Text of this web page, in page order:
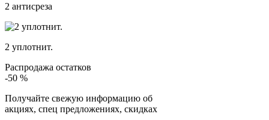
2 антисреза
2 уплотнит.
Распродажа остатков
-50 %
Получайте свежую информацию об
акциях, спец предложениях, скидках